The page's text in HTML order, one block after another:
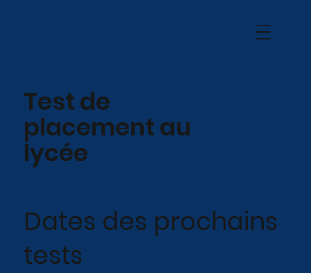
Test de
placement au
lycée
Dates des prochains
tests